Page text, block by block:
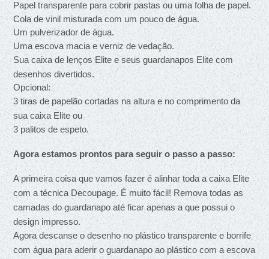
Papel transparente para cobrir pastas ou uma folha de papel.
Cola de vinil misturada com um pouco de água.
Um pulverizador de água.
Uma escova macia e verniz de vedação.
Sua caixa de lenços Elite e seus guardanapos Elite com
desenhos divertidos.
Opcional:
3 tiras de papelão cortadas na altura e no comprimento da
sua caixa Elite ou
3 palitos de espeto.
Agora estamos prontos para seguir o passo a passo:
A primeira coisa que vamos fazer é alinhar toda a caixa Elite
com a técnica Decoupage. É muito fácil! Remova todas as
camadas do guardanapo até ficar apenas a que possui o
design impresso.
Agora descanse o desenho no plástico transparente e borrife
com água para aderir o guardanapo ao plástico com a escova